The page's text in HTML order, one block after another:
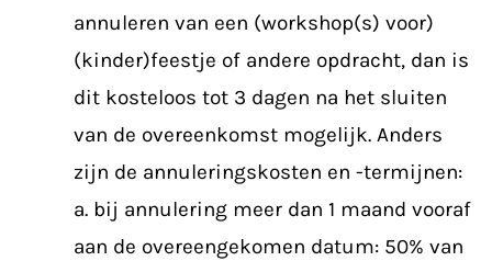
annuleren van een (workshop(s) voor)
(kinder)feestje of andere opdracht, dan is
dit kosteloos tot 3 dagen na het sluiten
van de overeenkomst mogelijk. Anders
zijn de annuleringskosten en -termijnen:
a. bij annulering meer dan 1 maand vooraf
aan de overeengekomen datum: 50% van